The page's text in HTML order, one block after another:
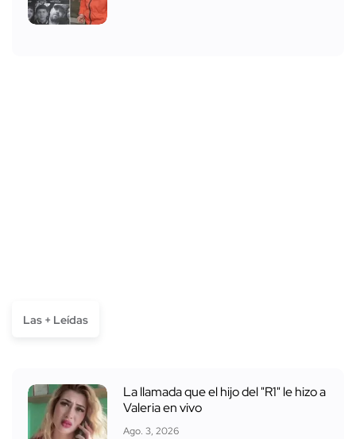
Las + Leídas
La llamada que el hijo del "R1" le hizo a
Valeria en vivo
Ago. 3, 2026